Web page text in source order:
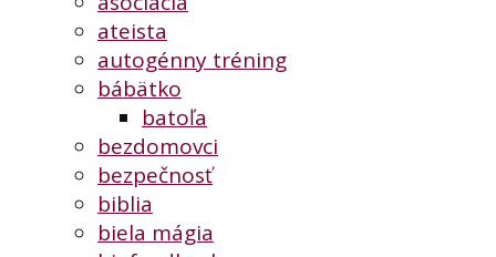
ateista
autogénny tréning
bábätko
batoľa
bezdomovci
bezpečnosť
biblia
biela mágia